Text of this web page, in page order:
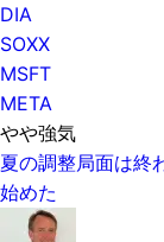
DIA
SOXX
MSFT
META
やや強気
夏の調整局面は終
始めた